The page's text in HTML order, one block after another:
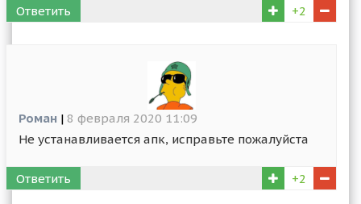
Ответить +2
Роман | 8 февраля 2020 11:09
Не устанавливается апк, исправьте пожалуйста
Ответить +2